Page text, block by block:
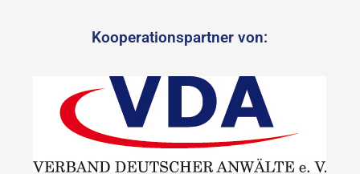
Kooperationspartner von: